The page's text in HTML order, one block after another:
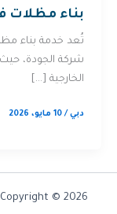
بناء مظلات
تُعد خدمة بناء
شركة الجودة، حيث
الخارجية […]
دبي/10 مايو، 2026
Copyright © 2026 شركة الجودة |تصميم وتطوير شركة